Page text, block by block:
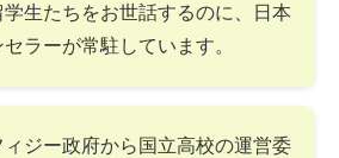
生たちをお世話するのに、日本
ラーが常駐しています。
ジー政府から国立高校の運営委